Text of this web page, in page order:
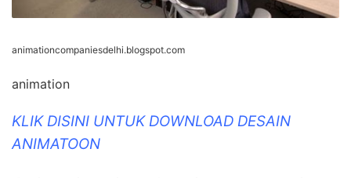
animationcompaniesdelhi.blogspot.com
animation
KLIK DISINI UNTUK DOWNLOAD DESAIN
ANIMATOON